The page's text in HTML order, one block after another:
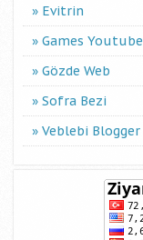
Evitrin
Games Youtube
Gözde Web
Sofra Bezi
Veblebi Blogger